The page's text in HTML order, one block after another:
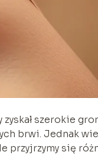
szerokie
brwi. Jednak
przyjrzymy się